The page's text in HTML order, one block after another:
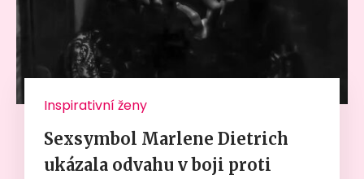
Inspirativní ženy
Sexsymbol Marlene Dietrich
ukázala odvahu v boji proti